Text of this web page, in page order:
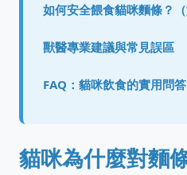
如何安全餵食貓咪麵條？（
獸醫專業建議與常見誤區
FAQ：貓咪飲食的實用問答
貓咪為什麼對麵